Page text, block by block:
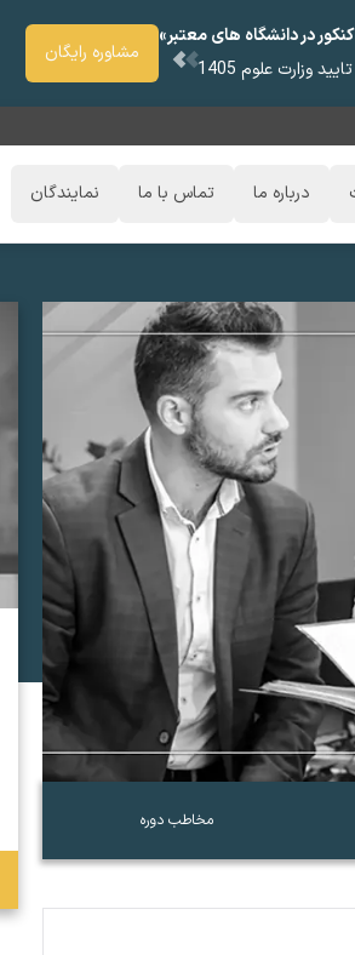
در دانشگاه های معتبر»
وزارت علوم 1405
مشاوره رایگان
درباره ما تماس با ما نمایندگان
مخاطب دوره